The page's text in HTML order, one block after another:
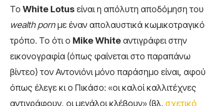
Το White Lotus είναι η απόλυτη αποδόμηση του
wealth pornμε έναν απολαυστικά κωμικοτραγικό
τρόπο. Το ότι ο Mike White αντιγράφει στην
εικονογραφία (όπως φαίνεται στο παραπάνω
βίντεο) τον Αντονιόνι μόνο παράσημο είναι, αφού
όπως έλεγε κι ο Πικάσο: «οι καλοί καλλιτέχνες
αντιγράφουν, οι μεγάλοι κλέβουν» (βλ. σχετικό